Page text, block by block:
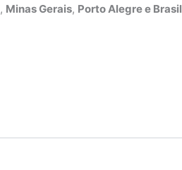
, Minas Gerais, Porto Alegre e Brasil